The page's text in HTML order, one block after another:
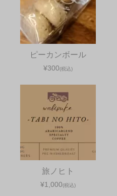
ピーカンボール
¥300(税込)
旅ノヒト
¥1,000(税込)